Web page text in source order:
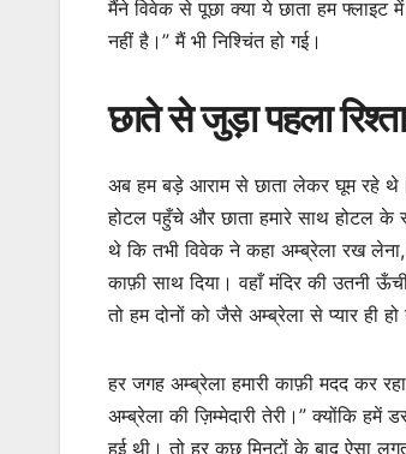
मैंने विवेक से पूछा क्या ये छाता हम
नहीं है।” मैं भी निश्चिंत हो गई।
छाते से जुड़ा पहला
अब हम बड़े आराम से छाता लेकर घूम रहे
होटल पहुँचे और छाता हमारे साथ होटल के
थे कि तभी विवेक ने कहा अम्ब्रेला रख
काफ़ी साथ दिया। वहाँ मंदिर की उतनी
तो हम दोनों को जैसे अम्ब्रेला से प्यार ही हो
हर जगह अम्ब्रेला हमारी काफ़ी मदद कर
अम्ब्रेला की ज़िम्मेदारी तेरी।” क्योंकि
हुई थी। तो हर कुछ मिनटों के बाद ऐसा